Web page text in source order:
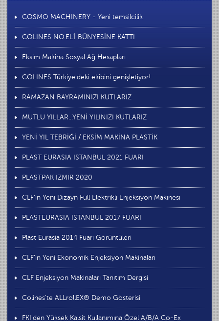
COSMO MACHINERY - Yeni temsilcilik
COLINES NO.EL'İ BÜNYESİNE KATTI
Eksim Makina Sosyal Ağ Hesapları
COLINES Türkiye'deki ekibini genişletiyor!
RAMAZAN BAYRAMINIZI KUTLARIZ
MUTLU YILLAR...YENİ YILINIZI KUTLARIZ
YENİ YIL TEBRİĞİ / EKSİM MAKİNA PLASTİK
PLAST EURASIA ISTANBUL 2021 FUARI
PLASTPAK İZMİR 2020
CLF'in Yeni Dizayn Full Elektrikli Enjeksiyon Makinesi
PLASTEURASIA ISTANBUL 2017 FUARI
Plast Eurasia 2014 Fuarı Görüntüleri
CLF'in Yeni Ekonomik Enjeksiyon Makinaları
CLF Enjeksiyon Makinaları Tanıtım Dergisi
Colines'te ALLrollEX® Demo Gösterisi
FKI'den Yüksek Kalsit Kullanımına Özel A/B/A Co-Ex